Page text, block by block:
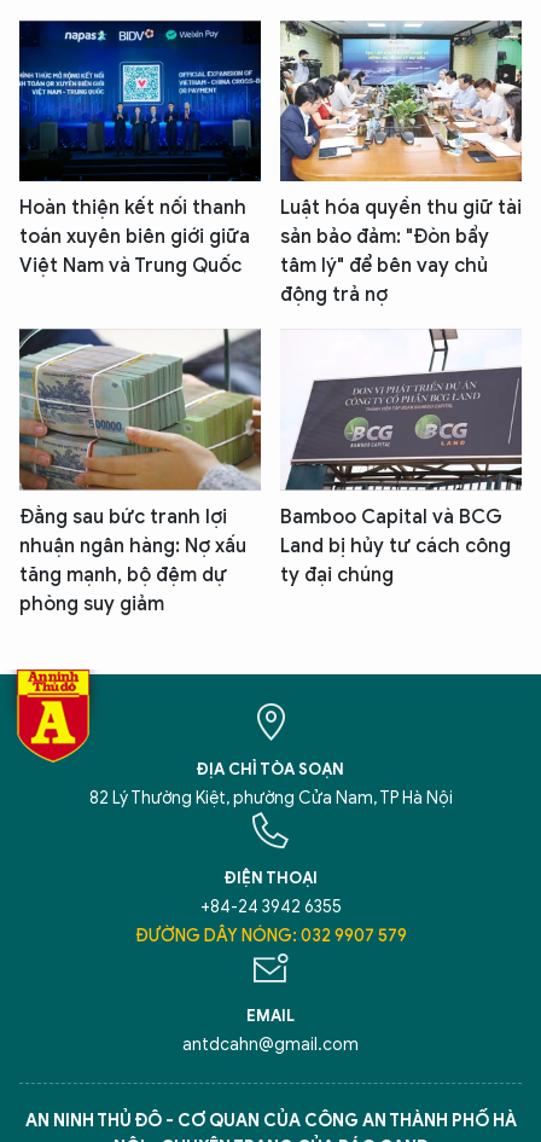
Hoàn thiện kết nối thanh
toán xuyên biên giới giữa
Việt Nam và Trung Quốc
Luật hóa quyền thu giữ tài
sản bảo đảm: "Đòn bẩy
tâm lý" để bên vay chủ
động trả nợ
Đằng sau bức tranh lợi
nhuận ngân hàng: Nợ xấu
tăng mạnh, bộ đệm dự
phòng suy giảm
Bamboo Capital và BCG
Land bị hủy tư cách công
ty đại chúng
ĐỊA CHỈ TÒA SOẠN
82 Lý Thường Kiệt, phường Cửa Nam, TP Hà Nội
ĐIỆN THOẠI
+84-24 3942 6355
ĐƯỜNG DÂY NÓNG: 032 9907 579
EMAIL
antdcahn@gmail.com
AN NINH THỦ ĐÔ - CƠ QUAN CỦA CÔNG AN THÀNH PHỐ HÀ